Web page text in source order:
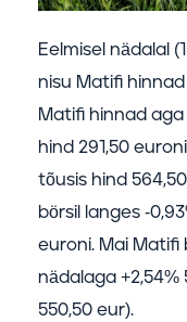
Eelmisel nädalal
nisu Matifi
Matifi hinnad aga
hind 291,50
tõusis hind
börsil langes -
euroni. Mai Matifi
nädalaga +2,54%
550,50 eur).